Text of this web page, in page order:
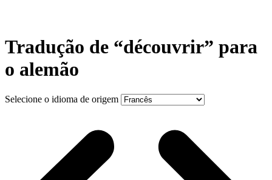
Tradução de “découvrir” para
o alemão
Selecione o idioma de origem